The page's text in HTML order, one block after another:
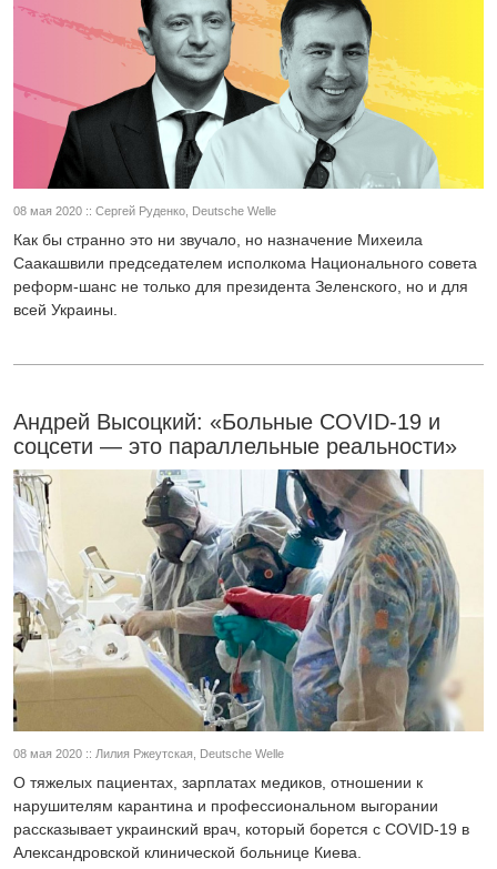
08 мая 2020 :: Сергей Руденко, Deutsche Welle
Как бы странно это ни звучало, но назначение Михеила
Саакашвили председателем исполкома Национального совета
реформ-шанс не только для президента Зеленского, но и для
всей Украины.
Андрей Высоцкий: «Больные COVID-19 и
соцсети — это параллельные реальности»
08 мая 2020 :: Лилия Ржеутская, Deutsche Welle
О тяжелых пациентах, зарплатах медиков, отношении к
нарушителям карантина и профессиональном выгорании
рассказывает украинский врач, который борется с COVID-19 в
Александровской клинической больнице Киева.